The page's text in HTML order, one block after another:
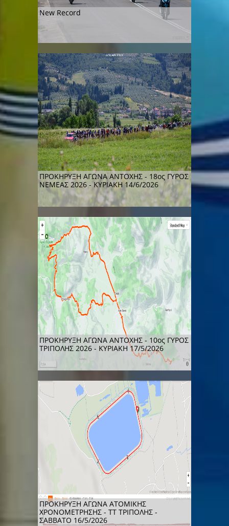
New Record
ΠΡΟΚΗΡΥΞΗ ΑΓΩΝΑ ΑΝΤΟΧΗΣ - 18ος ΓΥΡΟΣ
ΝΕΜΕΑΣ 2026 - ΚΥΡΙΑΚΗ 14/6/2026
ΠΡΟΚΗΡΥΞΗ ΑΓΩΝΑ ΑΝΤΟΧΗΣ - 10ος ΓΥΡΟΣ
ΤΡΙΠΟΛΗΣ 2026 - ΚΥΡΙΑΚΗ 17/5/2026
ΠΡΟΚΗΡΥΞΗ ΑΓΩΝΑ ΑΤΟΜΙΚΗΣ
ΧΡΟΝΟΜΕΤΡΗΣΗΣ - ΤΤ ΤΡΙΠΟΛΗΣ -
ΣΑΒΒΑΤΟ 16/5/2026